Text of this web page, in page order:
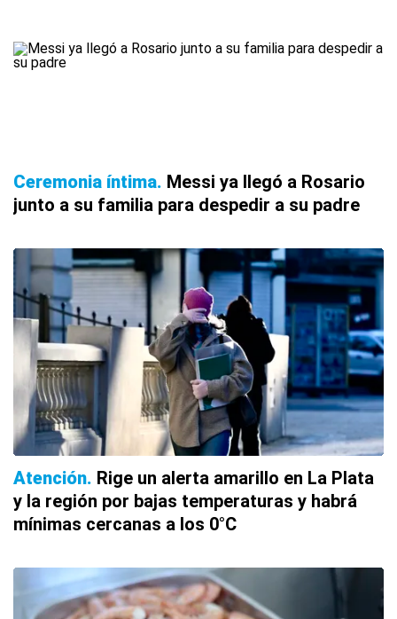
Ceremonia íntima Messi ya llegó a Rosario
junto a su familia para despedir a su padre
Atención Rige un alerta amarillo en La Plata
y la región por bajas temperaturas y habrá
mínimas cercanas a los 0°C